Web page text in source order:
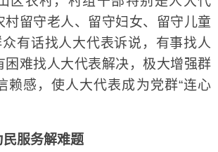
村留守老人、留守妇女、留守儿童
众有话找人大代表诉说，有事找人
困难找人大代表解决，极大增强群
赖感，使人大代表成为党群“连心
服务解难题